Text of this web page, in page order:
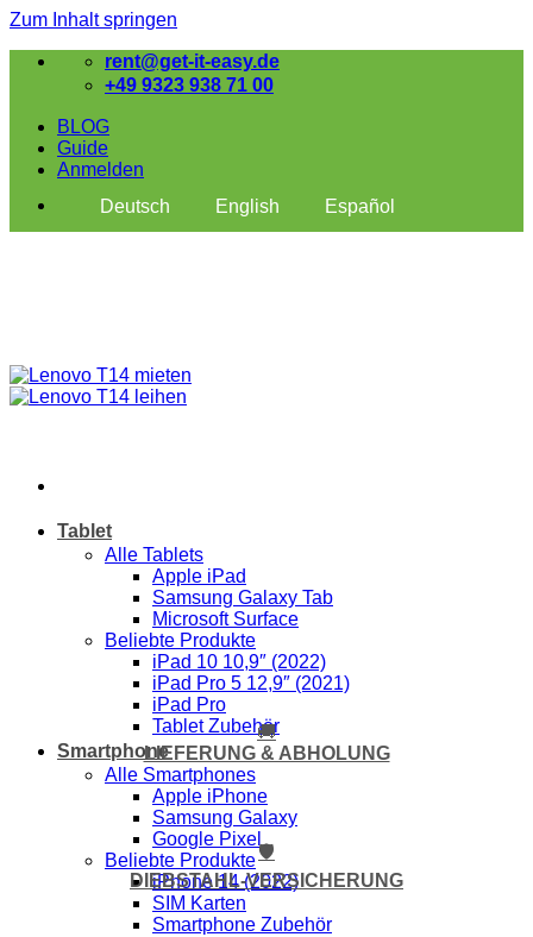
Zum Inhalt springen
rent@get-it-easy.de
+49 9323 938 71 00
BLOG
Guide
Anmelden
Deutsch
English Español
Tablet
Alle Tablets
Apple iPad
Samsung Galaxy Tab
Microsoft Surface
Beliebte Produkte
iPad 10 10,9″ (2022)
iPad Pro 5 12,9″ (2021)
iPad Pro
Tablet Zubehör
Smartphone
Alle Smartphones
Apple iPhone
Samsung Galaxy
Google Pixel
Beliebte Produkte
iPhone 14 (2022)
SIM Karten
Smartphone Zubehör
🚚
LIEFERUNG & ABHOLUNG
🛡️
DIEBSTAHL-VERSICHERUNG